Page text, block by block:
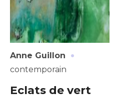
Anne Guillon ·
contemporain
Eclats de vert